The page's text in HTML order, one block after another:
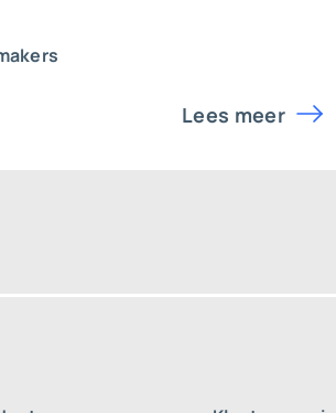
Lees meer